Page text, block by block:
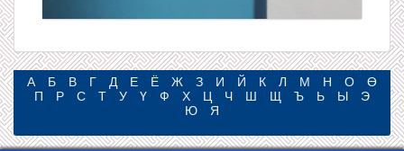
А Б В Г Д Е Ё Ж З И Й К Л М Н О
Ө
П
Р С Т У Ү Ф Х Ц Ч Ш Щ Ъ Ь Ы
Э
Ю
Я